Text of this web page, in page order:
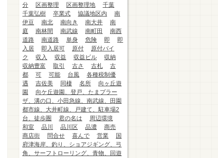
分
区画整理 区画整理地
千葉
千葉弘樹
卒業式 協議地区内
南
伊豆
南北 南向き 南大井
南
庭
南林間 南武線 南町田
南西
道路
南道路 単身 危険 即
即
入居
即入居可 原付
原付バイ
ク
収入 収益 収益ビル
収納
収納豊富
取引 古さ 古札
古
都
可 可能 台風
各種税制優
遇
吉佐美 同棲 名所
向ヶ丘遊
園
向ケ丘遊園、登戸、たまプラー
ザ、溝の口、小田急線、南武線、田園
都市線、大井町線、戸建て、駐車場2
台、徒歩圏
君の名は
周辺環境
和室
品川 品川区 品濃
商売
商店街
問合せ 喜んで 営業
国
府津海岸、釣り、ショアジギング、弓
角、サーフトローリング、青物、回遊